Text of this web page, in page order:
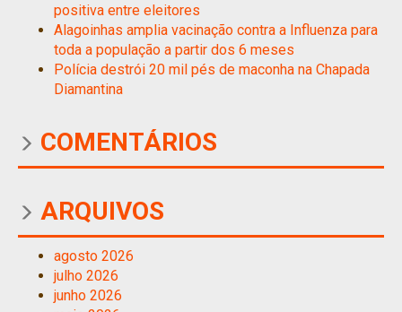
positiva entre eleitores
Alagoinhas amplia vacinação contra a Influenza para
toda a população a partir dos 6 meses
Polícia destrói 20 mil pés de maconha na Chapada
Diamantina
COMENTÁRIOS
ARQUIVOS
agosto 2026
julho 2026
junho 2026